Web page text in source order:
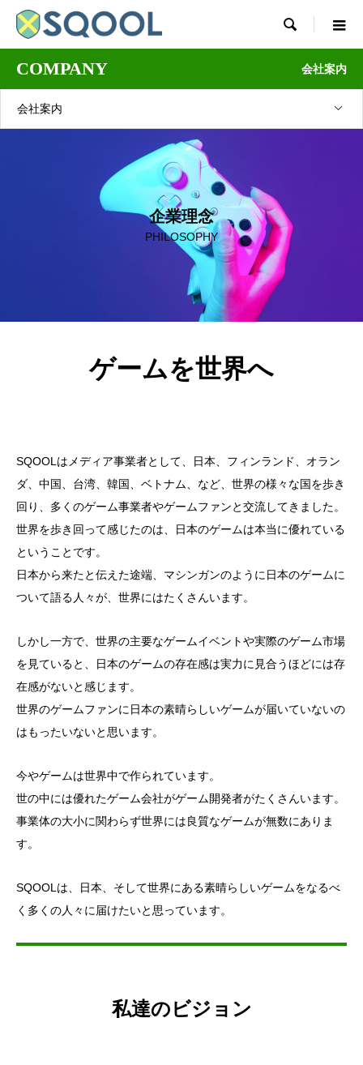

COMPANY 会社案内
会社案内
企業理念
PHILOSOPHY
ゲームを世界へ
SQOOLはメディア事業者として、日本、フィンランド、オラン
ダ、中国、台湾、韓国、ベトナム、など、世界の様々な国を歩き
回り、多くのゲーム事業者やゲームファンと交流してきました。
世界を歩き回って感じたのは、日本のゲームは本当に優れている
ということです。
日本から来たと伝えた途端、マシンガンのように日本のゲームに
ついて語る人々が、世界にはたくさんいます。
しかし一方で、世界の主要なゲームイベントや実際のゲーム市場
を見ていると、日本のゲームの存在感は実力に見合うほどには存
在感がないと感じます。
世界のゲームファンに日本の素晴らしいゲームが届いていないの
はもったいないと思います。
今やゲームは世界中で作られています。
世の中には優れたゲーム会社がゲーム開発者がたくさんいます。
事業体の大小に関わらず世界には良質なゲームが無数にありま
す。
SQOOLは、日本、そして世界にある素晴らしいゲームをなるべ
く多くの人々に届けたいと思っています。
私達のビジョン